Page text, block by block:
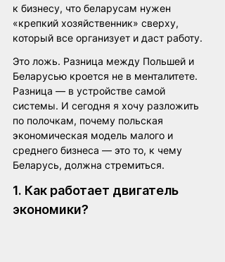
к бизнесу, что беларусам нужен
«крепкий хозяйственник» сверху,
который все организует и даст работу.
Это ложь. Разница между Польшей и
Беларусью кроется не в менталитете.
Разница — в устройстве самой
системы. И сегодня я хочу разложить
по полочкам, почему польская
экономическая модель малого и
среднего бизнеса — это то, к чему
Беларусь, должна стремиться.
1. Как работает двигатель
экономики?